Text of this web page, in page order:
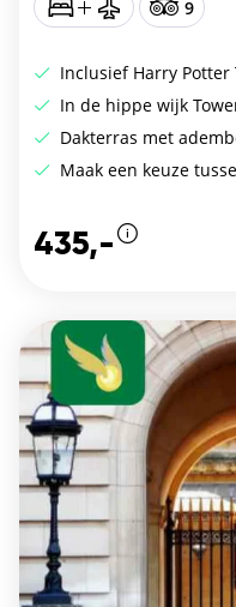
9
Inclusief Harry Potter
In de hippe wijk
Dakterras met
Maak een keuze
435,-